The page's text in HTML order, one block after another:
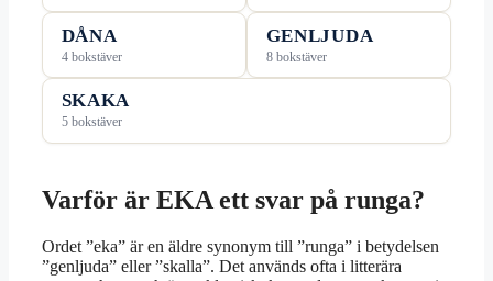
DÅNA
4 bokstäver
GENLJUDA
8 bokstäver
SKAKA
5 bokstäver
Varför är EKA ett svar på runga?
Ordet ”eka” är en äldre synonym till ”runga” i betydelsen
”genljuda” eller ”skalla”. Det används ofta i litterära